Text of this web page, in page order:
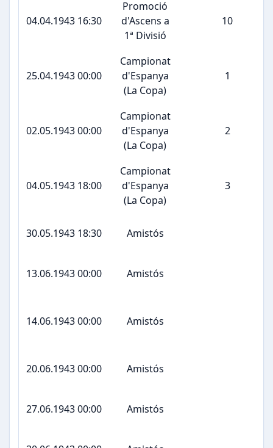
04.04.1943 16:30
Promoció
d'Ascens a
1ª Divisió
10
25.04.1943 00:00
Campionat
d'Espanya
(La Copa)
1
02.05.1943 00:00
Campionat
d'Espanya
(La Copa)
2
04.05.1943 18:00
Campionat
d'Espanya
(La Copa)
3
30.05.1943 18:30 Amistós
13.06.1943 00:00 Amistós
14.06.1943 00:00 Amistós
20.06.1943 00:00 Amistós
27.06.1943 00:00 Amistós